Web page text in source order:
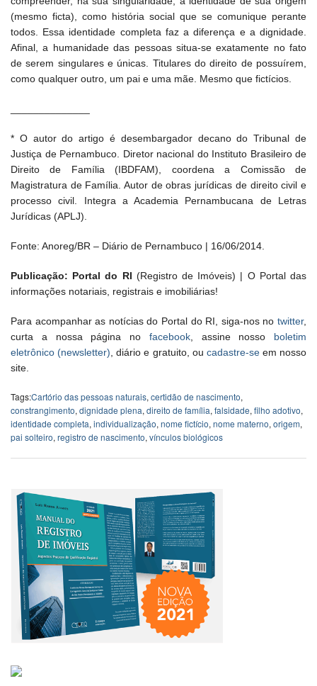
(mesmo ficta), como história social que se comunique perante
todos. Essa identidade completa faz a diferença e a dignidade.
Afinal, a humanidade das pessoas situa-se exatamente no fato
de serem singulares e únicas. Titulares do direito de possuírem,
como qualquer outro, um pai e uma mãe. Mesmo que fictícios.
* O autor do artigo é desembargador decano do Tribunal de
Justiça de Pernambuco. Diretor nacional do Instituto Brasileiro de
Direito de Família (IBDFAM), coordena a Comissão de
Magistratura de Família. Autor de obras jurídicas de direito civil e
processo civil. Integra a Academia Pernambucana de Letras
Jurídicas (APLJ).
Fonte: Anoreg/BR – Diário de Pernambuco | 16/06/2014.
Publicação: Portal do RI (Registro de Imóveis) | O Portal das
informações notariais, registrais e imobiliárias!
Para acompanhar as notícias do Portal do RI, siga-nos no twitter,
curta a nossa página no facebook, assine nosso boletim
eletrônico (newsletter) , diário e gratuito, ou cadastre-seem nosso
site.
Tags:Cartório das pessoas naturais, certidão de nascimento,
constrangimento, dignidade plena, direito de família, falsidade, filho adotivo,
identidade completa, individualização, nome fictício, nome materno, origem,
pai solteiro, registro de nascimento, vínculos biológicos